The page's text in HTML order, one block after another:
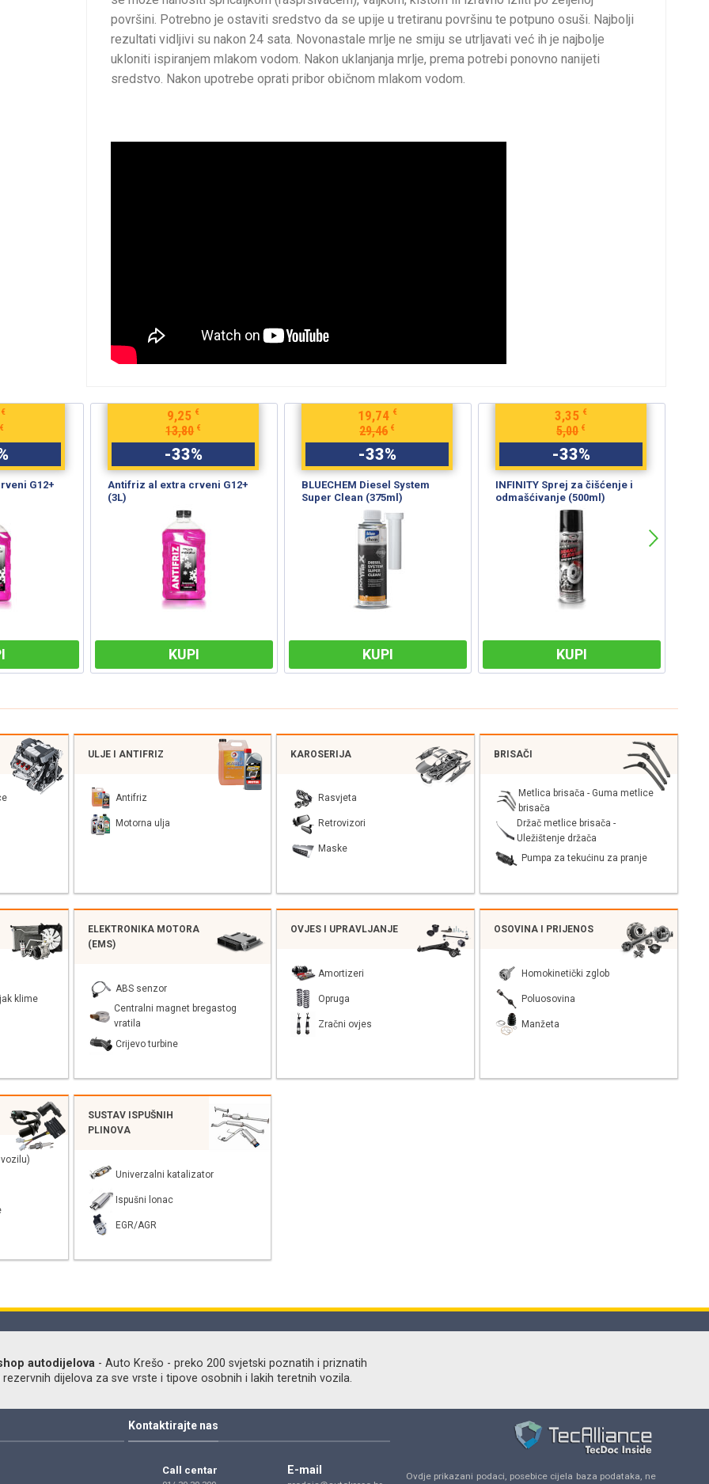
površini. Potrebno je ostaviti sredstvo da se upije u tretiranu površinu te potpuno osuši. Najbolji
rezultati vidljivi su nakon 24 sata. Novonastale mrlje ne smiju se utrljavati već ih je najbolje
ukloniti ispiranjem mlakom vodom. Nakon uklanjanja mrlje, prema potrebi ponovno nanijeti
sredstvo. Nakon upotrebe oprati pribor običnom mlakom vodom.
€
€
G12+
13,80 €
9,25 €
-33%
Antifriz al extra crveni G12+
(3L)
KUPI
29,46 €
19,74 €
-33%
BLUECHEM Diesel System
Super Clean (375ml)
KUPI
5,00 €
3,35 €
-33%
INFINITY Sprej za čišćenje i
odmašćivanje (500ml)
KUPI
ULJE I ANTIFRIZ
Antifriz
Motorna ulja
KAROSERIJA
Rasvjeta
Retrovizori
Maske
BRISAČI
Metlica brisača - Guma metlice
brisača
Držač metlice brisača -
Uležištenje držača
Pumpa za tekućinu za pranje
klime
ELEKTRONIKA MOTORA
(EMS)
ABS senzor
Centralni magnet bregastog
vratila
Crijevo turbine
OVJES I UPRAVLJANJE
Amortizeri
Opruga
Zračni ovjes
OSOVINA I PRIJENOS
Homokinetički zglob
Poluosovina
Manžeta
SUSTAV ISPUŠNIH
PLINOVA
Univerzalni katalizator
Ispušni lonac
EGR/AGR
autodijelova - Auto Krešo - preko 200 svjetski poznatih i priznatih
dijelova za sve vrste i tipove osobnih i lakih teretnih vozila.
Kontaktirajte nas
Call centar E-mail
Ovdje prikazani podaci, posebice cijela baza podataka, ne